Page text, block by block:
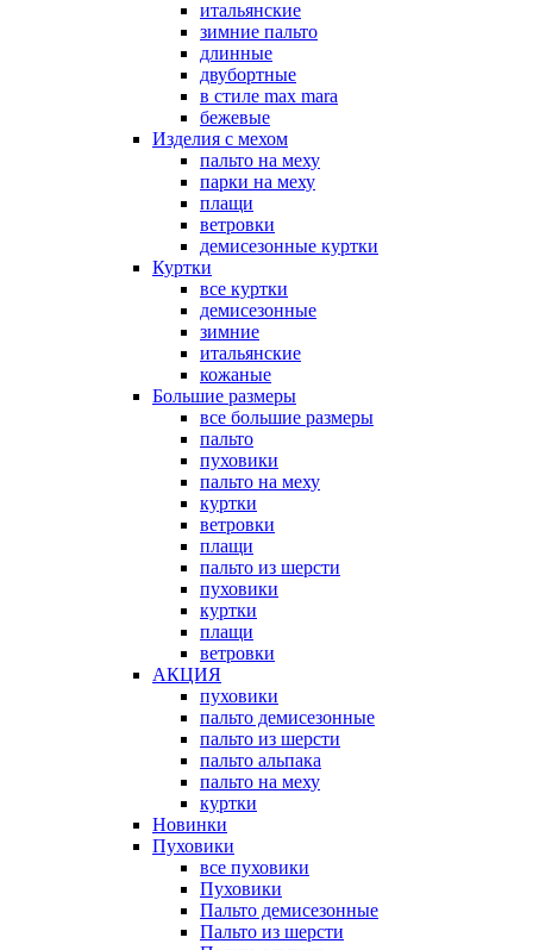
итальянские
зимние пальто
длинные
двубортные
в стиле max mara
бежевые
Изделия с мехом
пальто на меху
парки на меху
плащи
ветровки
демисезонные куртки
Куртки
все куртки
демисезонные
зимние
итальянские
кожаные
Большие размеры
все большие размеры
пальто
пуховики
пальто на меху
куртки
ветровки
плащи
пальто из шерсти
пуховики
куртки
плащи
ветровки
АКЦИЯ
пуховики
пальто демисезонные
пальто из шерсти
пальто альпака
пальто на меху
куртки
Новинки
Пуховики
все пуховики
Пуховики
Пальто демисезонные
Пальто из шерсти